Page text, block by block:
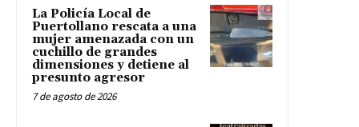
La Policía Local de
Puertollano rescata a una
mujer amenazada con un
cuchillo de grandes
dimensiones y detiene al
presunto agresor
7 de agosto de 2026